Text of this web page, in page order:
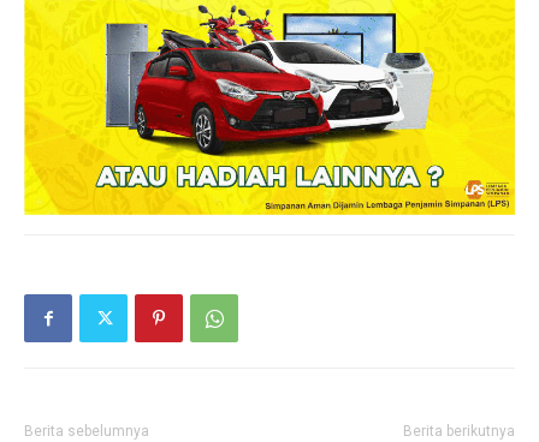
Berita sebelumnya Berita berikutnya